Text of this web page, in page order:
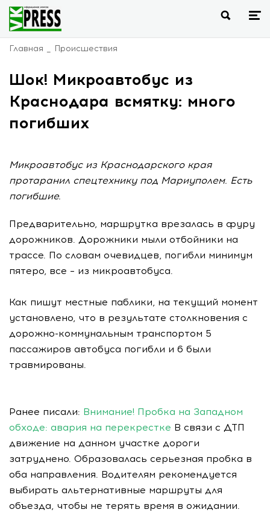
Главная Происшествия
Шок! Микроавтобус из
Краснодара всмятку: много
погибших
Микроавтобус из Краснодарского края
протаранил спецтехнику под Мариуполем. Есть
погибшие.
Предварительно, маршрутка врезалась в фуру
дорожников. Дорожники мыли отбойники на
трассе. По словам очевидцев, погибли минимум
пятеро, все – из микроавтобуса.
Как пишут местные паблики, на текущий момент
установлено, что в результате столкновения с
дорожно-коммунальным транспортом 5
пассажиров автобуса погибли и 6 были
травмированы.
Ранее писали: Внимание! Пробка на Западном
обходе: авария на перекрестке В связи с ДТП
движение на данном участке дороги
затруднено. Образовалась серьезная пробка в
оба направления. Водителям рекомендуется
выбирать альтернативные маршруты для
объезда, чтобы не терять время в ожидании.